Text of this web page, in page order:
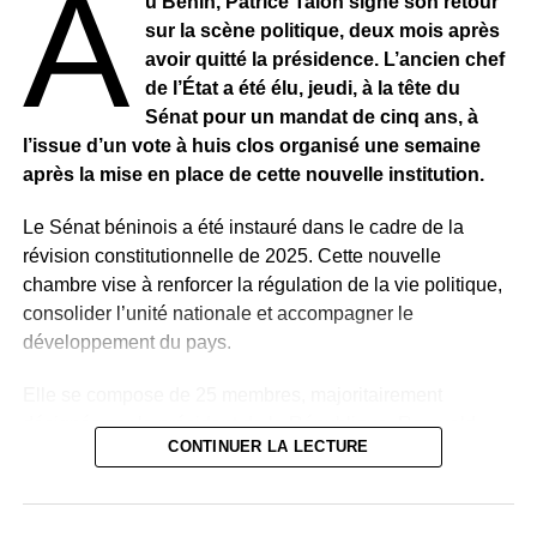
A
sur la scène politique, deux mois après
avoir quitté la présidence. L’ancien chef
de l’État a été élu, jeudi, à la tête du
Sénat pour un mandat de cinq ans, à
l’issue d’un vote à huis clos organisé une semaine
après la mise en place de cette nouvelle institution.
Le Sénat béninois a été instauré dans le cadre de la
révision constitutionnelle de 2025. Cette nouvelle
chambre vise à renforcer la régulation de la vie politique,
consolider l’unité nationale et accompagner le
développement du pays.
désignés par le président de la République, Romuald
Wadagni, auxquels s’ajoutent des membres de droit.
Parmi ces membres de droit figurent plusieurs anciens
CONTINUER LA LECTURE